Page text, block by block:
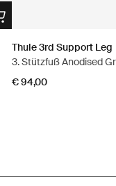
Thule 3rd Support Leg
3. Stützfuß Anodised
€ 94,00